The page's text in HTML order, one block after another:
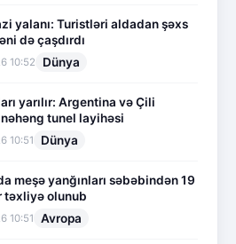
yalanı: Turistləri aldadan şəxs
də çaşdırdı
10:52 Dünya
yarılır: Argentina və Çili
nəhəng tunel layihəsi
10:51 Dünya
meşə yanğınları səbəbindən 19
təxliyə olunub
10:51 Avropa